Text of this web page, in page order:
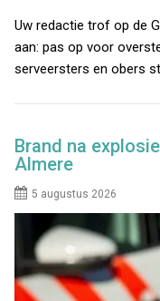
Uw redactie trof op de
aan: pas op voor
serveersters en obers
Brand na
Almere
5 augustus 2026